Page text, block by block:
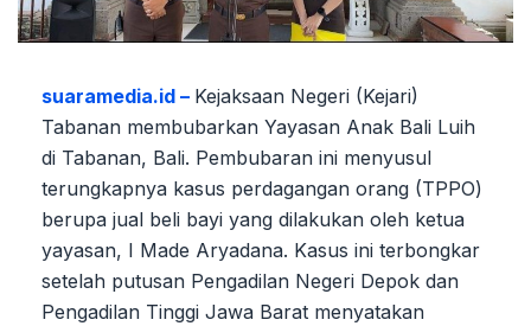
suaramedia.id – Kejaksaan Negeri (Kejari)
Tabanan membubarkan Yayasan Anak Bali Luih
di Tabanan, Bali. Pembubaran ini menyusul
terungkapnya kasus perdagangan orang (TPPO)
berupa jual beli bayi yang dilakukan oleh ketua
yayasan, I Made Aryadana. Kasus ini terbongkar
setelah putusan Pengadilan Negeri Depok dan
Pengadilan Tinggi Jawa Barat menyatakan